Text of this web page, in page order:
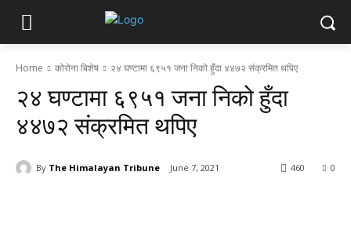
Home कोरोना बिशेष २४ घण्टामा ६९५१ जना निको हुँदा ४४७२ संक्रमित थपिए
२४ घण्टामा ६९५१ जना निको हुँदा
४४७२ संक्रमित थपिए
By The Himalayan Tribune June 7, 2021 0
460